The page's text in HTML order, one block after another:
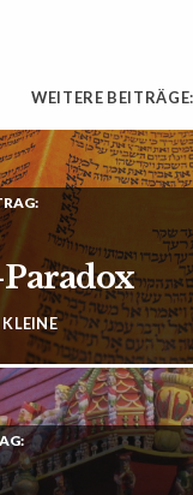
WEITERE BEITRÄGE:
Paradox